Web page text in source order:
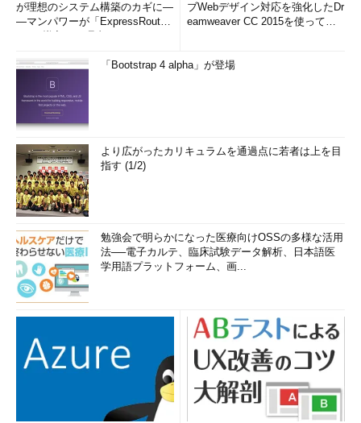
Googleの2段階認証を有効にする（4/
8）
（4）［Googleにログイン］をタッ
プする。もしアカウント名あるいはパス
ワードの入力を求められたら、指示に従
ってログインを完了させる。
▼
が理想のシステム構築のカギに―
―マンパワーが「ExpressRout
ブWebデザイン対応を強化したDr
eamweaver CC 2015を使って
「Bootstrap 4 alpha」が登場
より広がったカリキュラムを通過点に若者は上を目
指す (1/2)
勉強会で明らかになった医療向けOSSの多様な活用
法──電子カルテ、臨床試験データ解析、日本語医
学用語プラットフォーム、画...